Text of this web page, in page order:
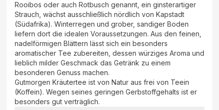
Rooibos oder auch Rotbusch genannt, ein ginsterartiger
Strauch, wächst ausschließlich nördlich von Kapstadt
(Südafrika). Winterregen und grober, sandiger Boden
liefern dort die idealen Voraussetzungen. Aus den feinen,
nadelförmigen Blättern lässt sich ein besonders
aromatischer Tee zubereiten, dessen würziges Aroma und
lieblich milder Geschmack das Getränk zu einem
besonderen Genuss machen.
Gutmorgen Kräutertee ist von Natur aus frei von Teein
(Koffein). Wegen seines geringen Gerbstoffgehalts ist er
besonders gut verträglich.